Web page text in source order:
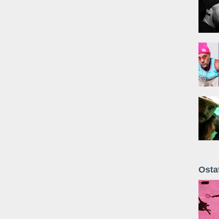
Żyt